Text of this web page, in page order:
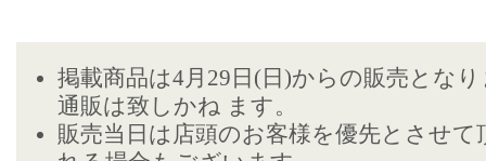
掲載商品は4月29日(日)からの販売とな
通販は致しかね ます。
販売当日は店頭のお客様を優先とさせ